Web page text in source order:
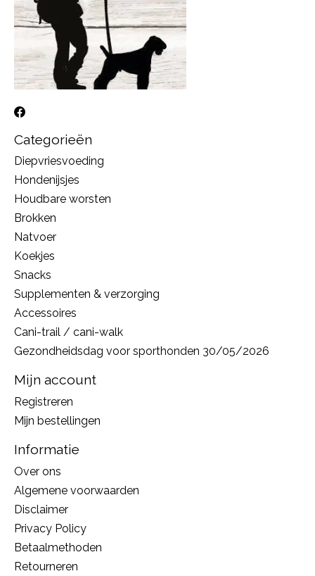
Categorieën
Diepvriesvoeding
Hondenijsjes
Houdbare worsten
Brokken
Natvoer
Koekjes
Snacks
Supplementen & verzorging
Accessoires
Cani-trail / cani-walk
Gezondheidsdag voor sporthonden 30/05/2026
Mijn account
Registreren
Mijn bestellingen
Informatie
Over ons
Algemene voorwaarden
Disclaimer
Privacy Policy
Betaalmethoden
Retourneren